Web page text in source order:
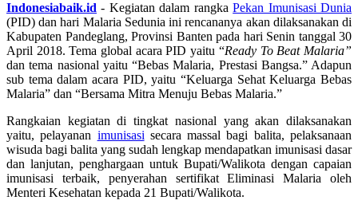
Indonesiabaik.id - Kegiatan dalam rangkaPekan Imunisasi Dunia
(PID) dan hari Malaria Sedunia ini rencananya akan dilaksanakan di
Kabupaten Pandeglang, Provinsi Banten pada hari Senin tanggal 30
April 2018. Tema global acara PID yaitu “Ready To Beat Malaria”
dan tema nasional yaitu “Bebas Malaria, Prestasi Bangsa.” Adapun
sub tema dalam acara PID, yaitu “Keluarga Sehat Keluarga Bebas
Malaria” dan “Bersama Mitra Menuju Bebas Malaria.”
Rangkaian kegiatan di tingkat nasional yang akan dilaksanakan
yaitu, pelayanan imunisasi secara massal bagi balita, pelaksanaan
wisuda bagi balita yang sudah lengkap mendapatkan imunisasi dasar
dan lanjutan, penghargaan untuk Bupati/Walikota dengan capaian
imunisasi terbaik, penyerahan sertifikat Eliminasi Malaria oleh
Menteri Kesehatan kepada 21 Bupati/Walikota.